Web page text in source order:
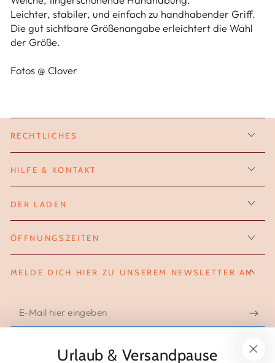
Leichter, stabiler, und einfach zu handhabender Griff.
Die gut sichtbare Größenangabe erleichtert die Wahl
der Größe.
Fotos @ Clover
RECHTLICHES
HILFE & KONTAKT
DER LADEN
ÖFFNUNGSZEITEN
MELDE DICH HIER ZU UNSEREM NEWSLETTER AN
E-
Mail
FOLGE UNS AUF INSTAGRAM
Urlaub & Versandpause